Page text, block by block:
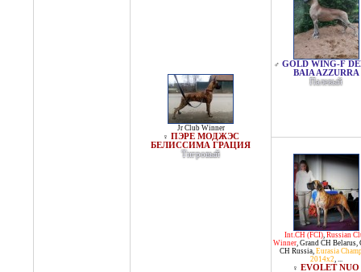
Jr Club Winner
♀ ПЭРЕ МОДЖЭС
БЕЛИССИМА ГРАЦИЯ
Тигровый
♂ GOLD WING-F
BAIA AZZURRA
Палевый
Int.CH (FCI), Russian
Winner, Grand CH Belarus,
CH Russia, Eurasia
2014x2, ...
♀ EVOLET NUO